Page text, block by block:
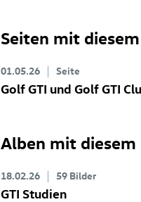
Seiten mit
01.05.26 Seite
Golf GTI und Golf GTI
Alben mit diesem
18.02.26 59 Bilder
GTI Studien